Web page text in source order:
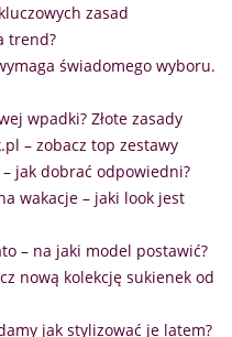
zasad
trend?
świadomego wyboru.
wpadki? Złote zasady
– zobacz top zestawy
jak dobrać odpowiedni?
wakacje – jaki look jest
– na jaki model postawić?
nową kolekcję sukienek od
jak stylizować je latem?